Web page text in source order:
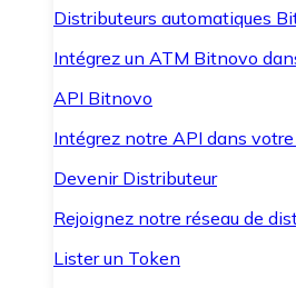
Distributeurs automatiques
Intégrez un ATM Bitnovo
API Bitnovo
Intégrez notre API dans
Devenir Distributeur
Rejoignez notre réseau de
Lister un Token